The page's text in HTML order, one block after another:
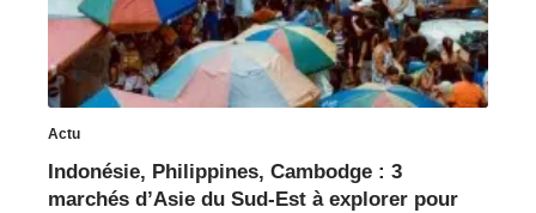
Actu
Indonésie, Philippines, Cambodge : 3
marchés d’Asie du Sud-Est à explorer pour